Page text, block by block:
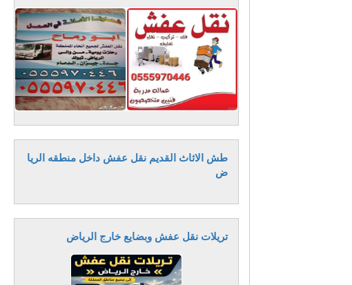
طش الاثاث القديم نقل عفش داخل منطقه الريا
ض
تريلات نقل عفش وبضايع خارج الرياض